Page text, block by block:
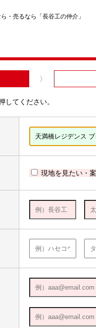
・売るなら「長谷工の仲介」
してください。
現地を見たい・